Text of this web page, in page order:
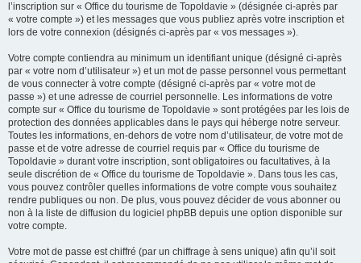
l’inscription sur « Office du tourisme de Topoldavie » (désignée ci-après par
« votre compte ») et les messages que vous publiez après votre inscription et
lors de votre connexion (désignés ci-après par « vos messages »).
Votre compte contiendra au minimum un identifiant unique (désigné ci-après
par « votre nom d’utilisateur ») et un mot de passe personnel vous permettant
de vous connecter à votre compte (désigné ci-après par « votre mot de
passe ») et une adresse de courriel personnelle. Les informations de votre
compte sur « Office du tourisme de Topoldavie » sont protégées par les lois de
protection des données applicables dans le pays qui héberge notre serveur.
Toutes les informations, en-dehors de votre nom d’utilisateur, de votre mot de
passe et de votre adresse de courriel requis par « Office du tourisme de
Topoldavie » durant votre inscription, sont obligatoires ou facultatives, à la
seule discrétion de « Office du tourisme de Topoldavie ». Dans tous les cas,
vous pouvez contrôler quelles informations de votre compte vous souhaitez
rendre publiques ou non. De plus, vous pouvez décider de vous abonner ou
non à la liste de diffusion du logiciel phpBB depuis une option disponible sur
votre compte.
Votre mot de passe est chiffré (par un chiffrage à sens unique) afin qu’il soit